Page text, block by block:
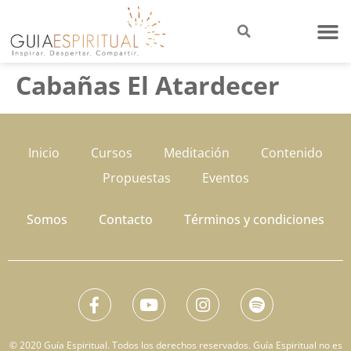
Cabañas El Atardecer
Inicio Cursos Meditación
Contenido
Propuestas
Eventos
Somos Contacto Términos y condiciones
© 2020 Guía Espiritual. Todos los derechos reservados. Guía Espiritual no es